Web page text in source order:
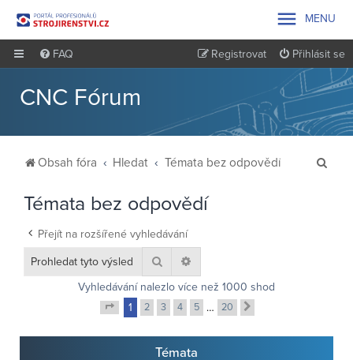
 MENU
FAQ Přihlásit se
Registrovat
CNC Fórum
Obsah fóra Hledat Témata bez odpovědí
Témata bez odpovědí
Přejít na rozšířené vyhledávání
Hledat
Vyhledávání nalezlo více než 1000 shod
Stránka z20
1 2 3 4 5 … 20
Témata